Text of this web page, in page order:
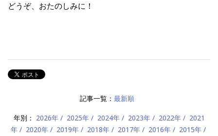
どうぞ、おたのしみに！
記事一覧： 最新順
年別： 2026年 2025年 2024年 2023年 2022年
2021
年
2020年 2019年 2018年 2017年 2016年
2015年